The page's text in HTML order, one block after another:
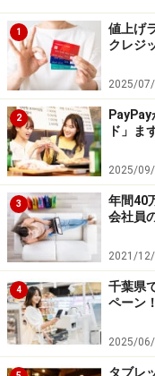
1
値上げ
クレジ
2025/
2
ド」ま
2025/
3
年間40
会社員
2021/
4
千葉県
ペーン
2025/
タブレ